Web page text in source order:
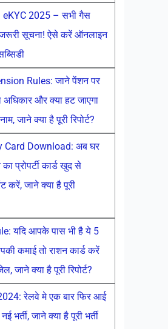
2025 – सभी गैस
जरूरी सूचना! ऐसे करें ऑनलाइन
Rules: जाने पेंशन पर
अधिकार और क्या हट जाएगा
जाने क्या है पूरी रिपोर्ट?
Card Download: अब घर
प्रोपर्टी कार्ड खुद से
करें, जाने क्या है पूरी
यदि आपके पास भी है ये 5
कमाई तो राशन कार्ड करें
जाने क्या है पूरी रिपोर्ट?
रेलवे मे एक बार फिर आई
भर्ती, जाने क्या है पूरी भर्ती